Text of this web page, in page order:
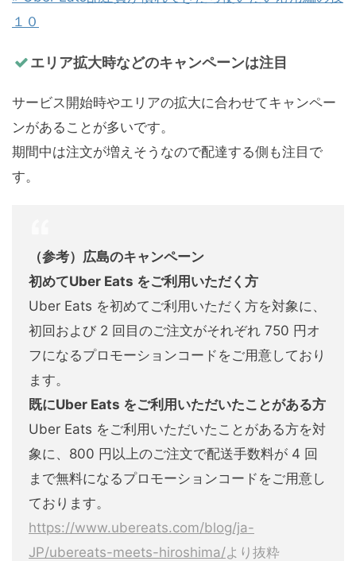
１０
エリア拡大時などのキャンペーンは注目
サービス開始時やエリアの拡大に合わせてキャンペー
ンがあることが多いです。
期間中は注文が増えそうなので配達する側も注目で
す。
（参考）広島のキャンペーン
初めてUber Eats をご利用いただく方
Uber Eats を初めてご利用いただく方を対象に、
初回および 2 回目のご注文がそれぞれ 750 円オ
フになるプロモーションコードをご用意しており
ます。
既にUber Eats をご利用いただいたことがある方
Uber Eats をご利用いただいたことがある方を対
象に、800 円以上のご注文で配送手数料が 4 回
まで無料になるプロモーションコードをご用意し
ております。
https://www.ubereats.com/blog/ja-
JP/ubereats-meets-hiroshima/より抜粋